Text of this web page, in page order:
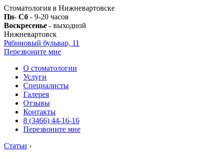
Стоматология в Нижневартовске
Пн- Сб - 9-20 часов
Воскресенье - выходной
Нижневартовск
Рябиновый бульвар, 11
Перезвоните мне
О стоматологии
Услуги
Специалисты
Галерея
Отзывы
Контакты
8 (3466) 44-16-16
Перезвоните мне
Статьи ›